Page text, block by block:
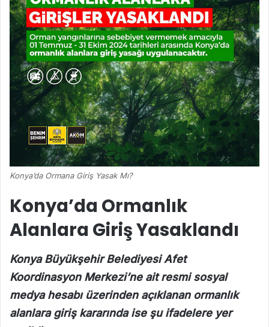
Konya’da Ormana Giriş Yasak Mı?
Konya’da Ormanlık
Alanlara Giriş Yasaklandı
Konya Büyükşehir Belediyesi Afet
Koordinasyon Merkezi’ne ait resmi sosyal
medya hesabı üzerinden açıklanan ormanlık
alanlara giriş kararında ise şu ifadelere yer